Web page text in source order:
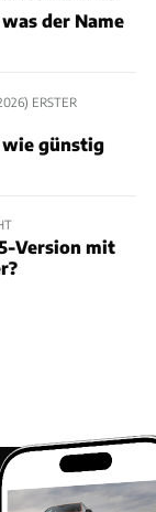
der Name
ERSTER
wie günstig
Version mit